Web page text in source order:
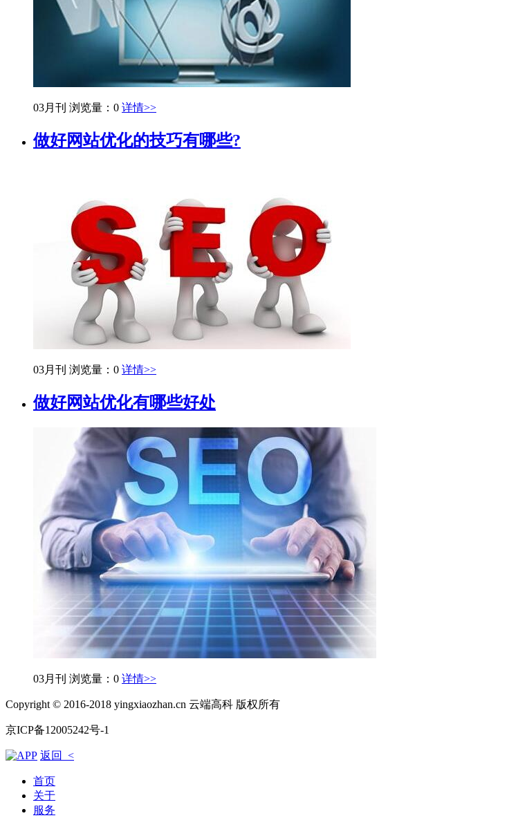
03月刊 浏览量：0 详情>>
做好网站优化的技巧有哪些?
03月刊 浏览量：0 详情>>
做好网站优化有哪些好处
03月刊 浏览量：0 详情>>
Copyright © 2016-2018 yingxiaozhan.cn 云端高科 版权所有
京ICP备12005242号-1
返回 <
首页
关于
服务